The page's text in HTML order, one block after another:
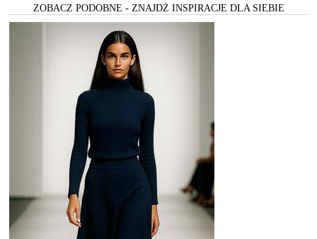
ZOBACZ PODOBNE - ZNAJDŻ INSPIRACJE DLA SIEBIE